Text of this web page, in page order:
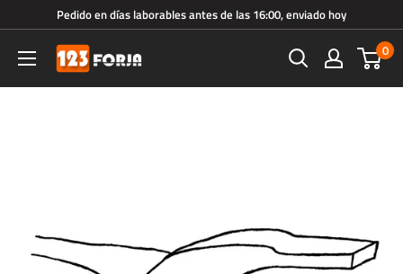
directamente
contenido
Pedido en días laborables antes de las 16:00, enviado hoy
123forja.es 0